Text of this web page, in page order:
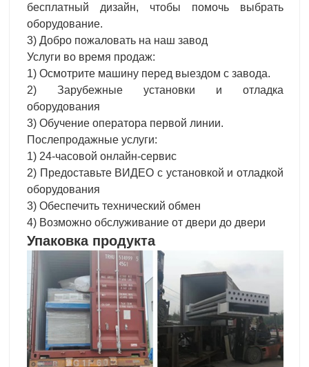
бесплатный дизайн, чтобы помочь выбрать
оборудование.
3) Добро пожаловать на наш завод
Услуги во время продаж:
1) Осмотрите машину перед выездом с завода.
2) Зарубежные установки и отладка
оборудования
3) Обучение оператора первой линии.
Послепродажные услуги:
1) 24-часовой онлайн-сервис
2) Предоставьте ВИДЕО с установкой и отладкой
оборудования
3) Обеспечить технический обмен
4) Возможно обслуживание от двери до двери
Упаковка продукта